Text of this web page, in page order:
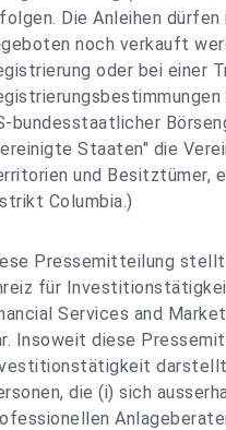
Die Anleihen
noch verkauft
oder bei einer
bundesstaatlicher
Staaten" die
und Besitztümer,
Columbia.)
Pressemitteilung stellt
für
Services and
Insoweit diese
die (i) sich